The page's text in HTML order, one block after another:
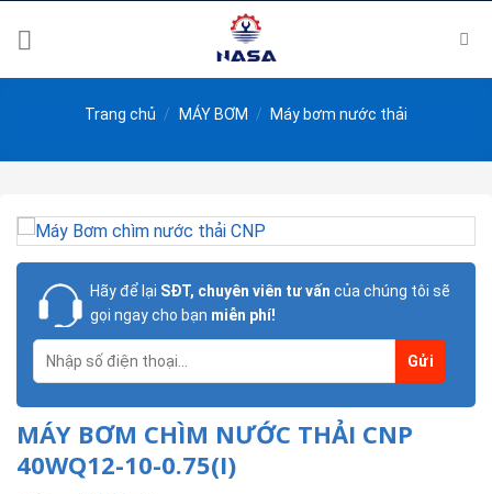
Trang chủ / MÁY BƠM / Máy bơm nước thải
Hãy để lại SĐT, chuyên viên tư vấn của chúng tôi sẽ
gọi ngay cho bạn miễn phí!
MÁY BƠM CHÌM NƯỚC THẢI CNP
40WQ12-10-0.75(I)